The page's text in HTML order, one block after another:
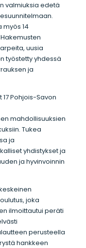
valmiuksia edetä
14
uusia
työstetty yhdessä
ja
Pohjois-Savon
mahdollisuuksien
Tukea
ja
yhdistykset ja
ja hyvinvoinnin
joka
ilmoittautui peräti
perusteella
hankkeen